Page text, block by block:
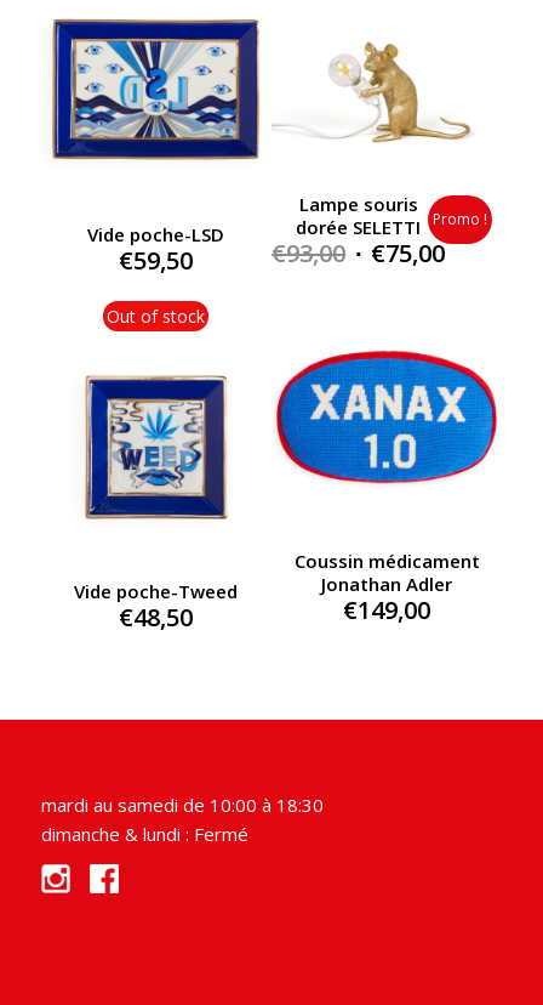
Vide poche-LSD
€59,50
Lampe souris
dorée SELETTI
€93,00 Original
€75,00Current
Promo !
Out of stock
Vide poche-Tweed
€48,50
Coussin médicament
Jonathan Adler
€149,00
mardi au samedi de 10:00 à 18:30
dimanche & lundi : Fermé